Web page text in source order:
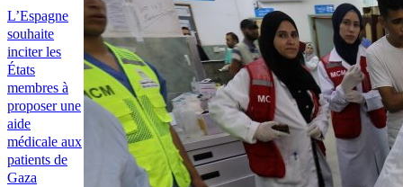
L’Espagne
souhaite
inciter les
États
membres à
proposer une
aide
médicale aux
patients de
Gaza